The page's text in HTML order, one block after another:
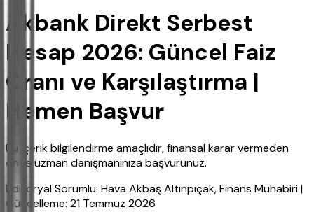
Akbank Direkt Serbest
Hesap 2026: Güncel Faiz
Oranı ve Karşılaştırma |
Hemen Başvur
Bu içerik bilgilendirme amaçlıdır, finansal karar vermeden
önce uzman danışmanınıza başvurunuz.
Editoryal Sorumlu: Hava Akbaş Altınpıçak, Finans Muhabiri |
Güncelleme: 21 Temmuz 2026